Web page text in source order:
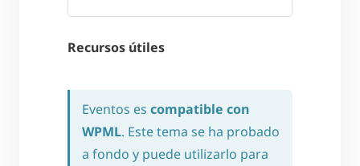
Recursos útiles
Eventos es compatible con
WPML. Este tema se ha probado
a fondo y puede utilizarlo para